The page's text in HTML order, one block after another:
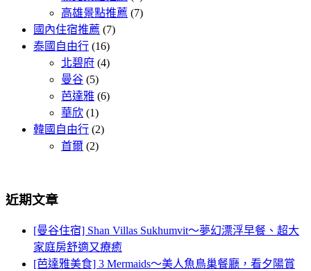
高雄景點推薦 (7)
國內住宿推薦 (7)
泰國自由行 (16)
北碧府 (4)
曼谷 (5)
芭達雅 (6)
華欣 (1)
韓國自由行 (2)
首爾 (2)
近期文章
[曼谷住宿] Shan Villas Sukhumvit～夢幻漂浮早餐、超大
家庭房舒適又療癒
[芭達雅美食] 3 Mermaids～美人魚鳥巢餐廳，看夕陽賞